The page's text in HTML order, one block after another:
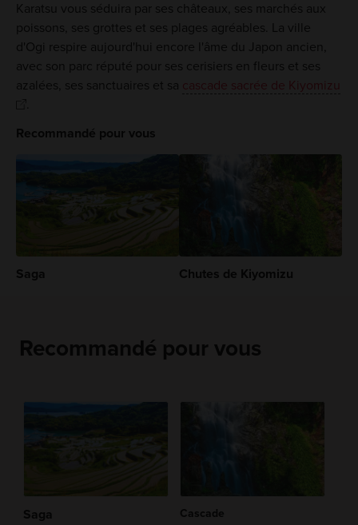
Karatsu vous séduira par ses châteaux, ses marchés aux
poissons, ses grottes et ses plages agréables. La ville
d'Ogi respire aujourd'hui encore l'âme du Japon ancien,
avec son parc réputé pour ses cerisiers en fleurs et ses
azalées, ses sanctuaires et sa cascade sacrée de Kiyomizu
Recommandé pour vous
Saga Chutes de Kiyomizu
Recommandé pour vous
Saga Cascade